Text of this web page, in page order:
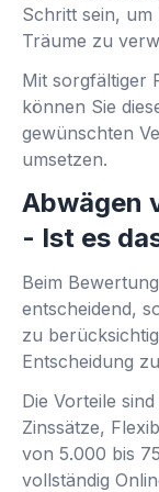
Schritt sein,
Träume zu
Mit sorgfältiger
können Sie
gewünschten
umsetzen.
Abwägen
- Ist es
Beim
entscheidend,
zu
Entscheidung
Die Vorteile
Zinssätze,
von 5.000 bis
vollständig